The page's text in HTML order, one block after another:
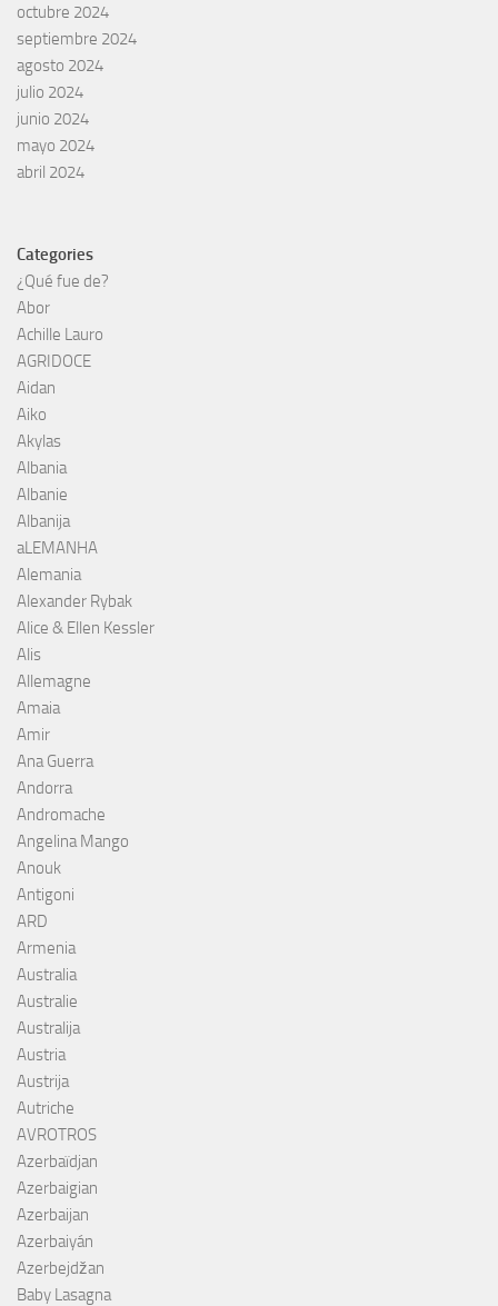
octubre 2024
septiembre 2024
agosto 2024
julio 2024
junio 2024
mayo 2024
abril 2024
Categories
¿Qué fue de?
Abor
Achille Lauro
AGRIDOCE
Aidan
Aiko
Akylas
Albania
Albanie
Albanija
aLEMANHA
Alemania
Alexander Rybak
Alice & Ellen Kessler
Alis
Allemagne
Amaia
Amir
Ana Guerra
Andorra
Andromache
Angelina Mango
Anouk
Antigoni
ARD
Armenia
Australia
Australie
Australija
Austria
Austrija
Autriche
AVROTROS
Azerbaïdjan
Azerbaigian
Azerbaijan
Azerbaiyán
Azerbejdžan
Baby Lasagna